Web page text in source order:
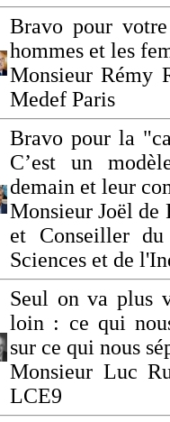
Bravo pour
hommes et les
Monsieur Rémy
Medef Paris
Bravo pour la
C’est un
demain et leur
Monsieur Joël de
et Conseiller
Sciences et de
Seul on va plus
loin : ce qui
sur ce qui nous
Monsieur Luc
LCE9